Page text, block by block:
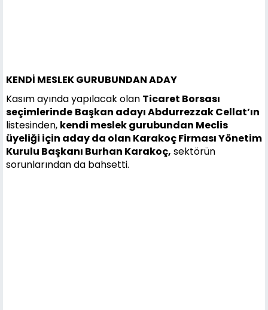
KENDİ MESLEK GURUBUNDAN ADAY
Kasım ayında yapılacak olan Ticaret Borsası
seçimlerinde Başkan adayı Abdurrezzak Cellat’ın
listesinden, kendi meslek gurubundan Meclis
üyeliği için aday da olan Karakoç Firması Yönetim
Kurulu Başkanı Burhan Karakoç, sektörün
sorunlarından da bahsetti.